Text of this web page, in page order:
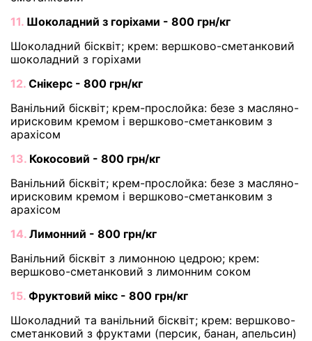
11. Шоколадний з горіхами - 800 грн/кг
Шоколадний бісквіт; крем: вершково-сметанковий
шоколадний з горіхами
12. Снікерс - 800 грн/кг
Ванільний бісквіт; крем-прослойка: безе з масляно-
ирисковим кремом і вершково-сметанковим з
арахісом
13. Кокосовий - 800 грн/кг
Ванільний бісквіт; крем-прослойка: безе з масляно-
ирисковим кремом і вершково-сметанковим з
арахісом
14. Лимонний - 800 грн/кг
Ванільний бісквіт з лимонною цедрою; крем:
вершково-сметанковий з лимонним соком
15. Фруктовий мікс - 800 грн/кг
Шоколадний та ванільний бісквіт; крем: вершково-
сметанковий з фруктами (персик, банан, апельсин)